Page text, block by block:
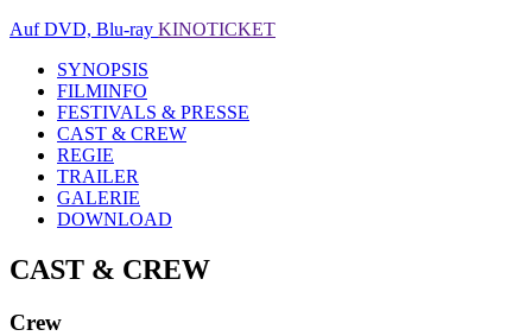
Auf DVD, Blu-ray KINOTICKET
SYNOPSIS
FILMINFO
FESTIVALS & PRESSE
CAST & CREW
REGIE
TRAILER
GALERIE
DOWNLOAD
CAST & CREW
Crew